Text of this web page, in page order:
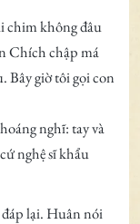
chim không đâu
Chích chập má
Bây giờ tôi gọi con
nghĩ: tay và
nghệ sĩ khẩu
lại. Huân nói